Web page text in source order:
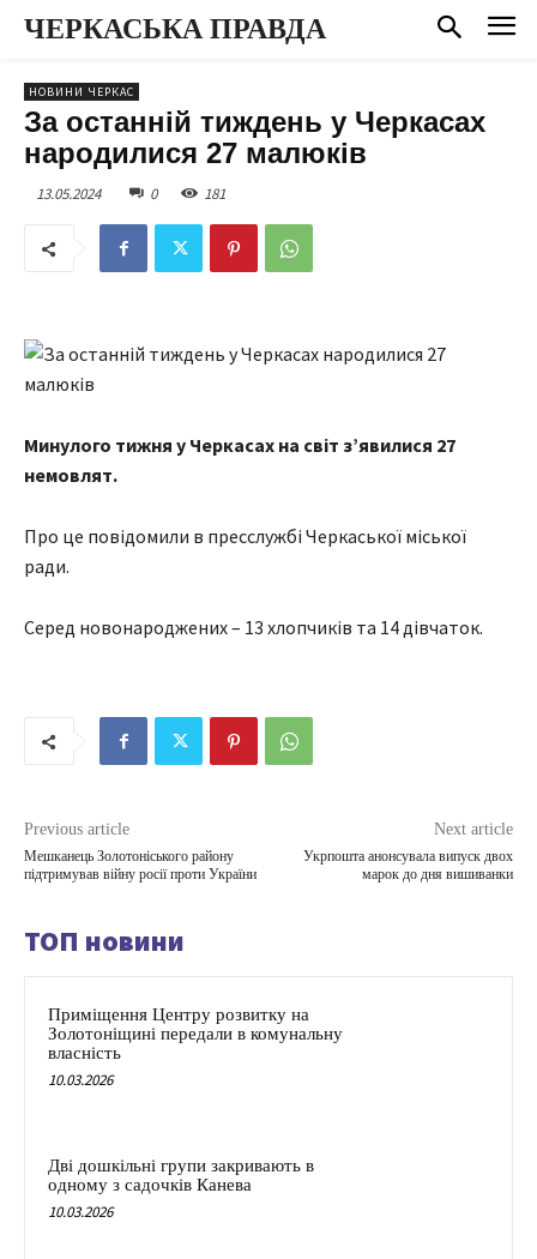
ЧЕРКАСЬКА ПРАВДА
НОВИНИ ЧЕРКАС
За останній тиждень у Черкасах
народилися 27 малюків
13.05.2024 0 181
Минулого тижня у Черкасах на світ зʼявилися 27
немовлят.
Про це повідомили в пресслужбі Черкаської міської
ради.
Серед новонароджених – 13 хлопчиків та 14 дівчаток.
Previous article
Мешканець Золотоніського району
підтримував війну росії проти України
Next article
Укрпошта анонсувала випуск двох
марок до дня вишиванки
ТОП новини
Приміщення Центру розвитку на
Золотоніщині передали в комунальну
власність
10.03.2026
Дві дошкільні групи закривають в
одному з садочків Канева
10.03.2026